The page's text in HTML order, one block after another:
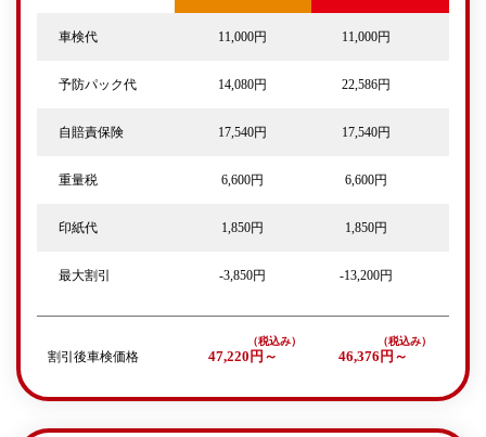
車検代 11,000円 11,000円
予防パック代 14,080円 22,586円
自賠責保険 17,540円 17,540円
重量税 6,600円 6,600円
印紙代 1,850円 1,850円
最大割引 -3,850円 -13,200円
割引後車検価格 47,220円～ 46,376円～